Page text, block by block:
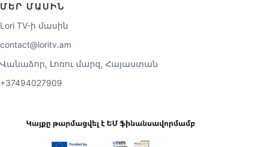
ՄԵՐ ՄԱՍԻՆ
Lori TV-ի մասին
contact@loritv.am
Վանաձոր, Լոռու մարզ, Հայաստան
+37494027909